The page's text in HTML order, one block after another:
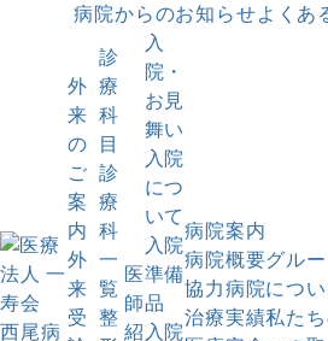
病院からのお知らせよくあ
外
来
の
ご
案
内
外
来
受
診
療
科
目
診
療
科
一
覧
整
医
師
紹
入
院・
お見
舞い
入院
につ
いて
入院
準備
品
入院
病院案内
病院概要グル
協力病院につい
治療実績私た